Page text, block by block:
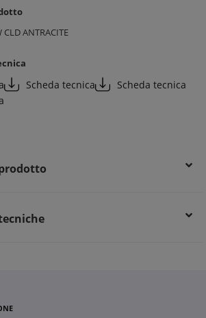
CLD ANTRACITE
Scheda tecnica
Scheda tecnica